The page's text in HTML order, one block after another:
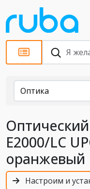
Каталог
Оптика
E2000/LC
оранжевый
Настроим и